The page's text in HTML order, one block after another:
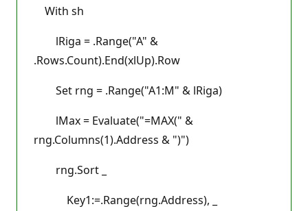
With sh
lRiga = .Range("A" &
.Rows.Count).End(xlUp).Row
Set rng = .Range("A1:M" & lRiga)
lMax = Evaluate("=MAX(" &
rng.Columns(1).Address & ")")
rng.Sort _
Key1:=.Range(rng.Address), _